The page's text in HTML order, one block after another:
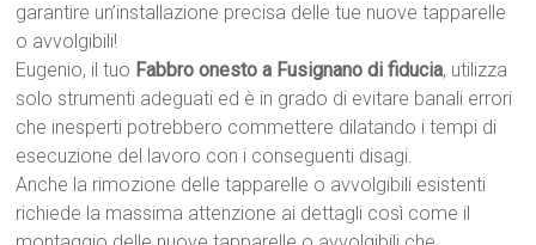
garantire un’installazione precisa delle tue nuove tapparelle
o avvolgibili!
Eugenio, il tuo Fabbro onesto a Fusignano di fiducia, utilizza
solo strumenti adeguati ed è in grado di evitare banali errori
che inesperti potrebbero commettere dilatando i tempi di
esecuzione del lavoro con i conseguenti disagi.
Anche la rimozione delle tapparelle o avvolgibili esistenti
richiede la massima attenzione ai dettagli così come il